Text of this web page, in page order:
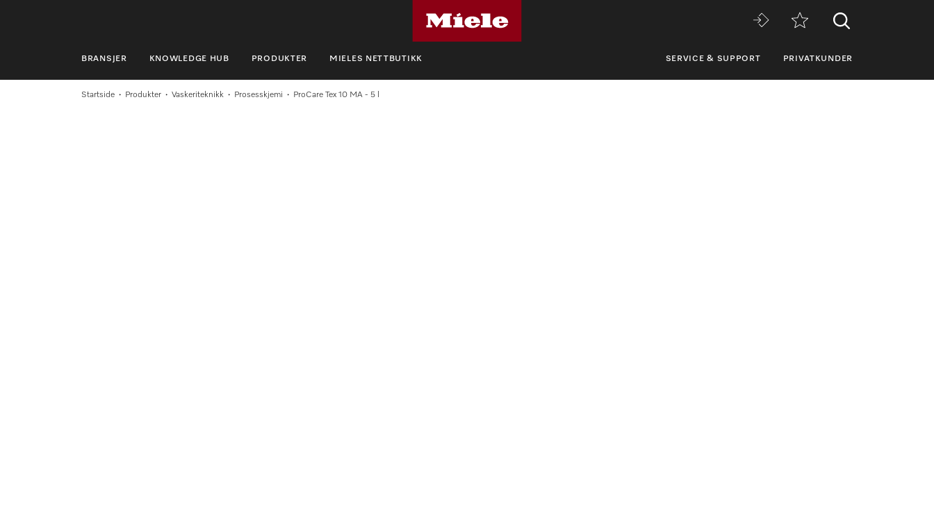
BRANSJER KNOWLEDGE HUB PRODUKTER MIELES NETTBUTIKK SERVICE & SUPPORT PRIVATKUNDER
BRANSJER
Startside Produkter Vaskeriteknikk Prosesskjemi ProCare Tex 10 MA - 5 l